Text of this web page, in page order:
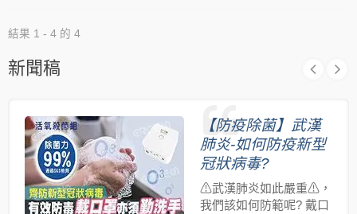
結果 1 - 4 的 4
新聞稿
【防疫除菌】武漢
肺炎-如何防疫新型
冠狀病毒?
⚠武漢肺炎如此嚴重⚠，
我們該如何防範呢? 戴口